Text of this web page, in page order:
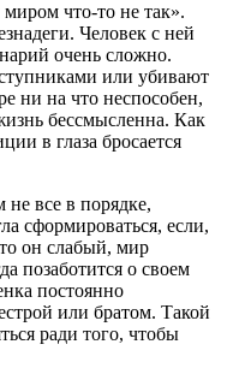
что-то не так».
Человек с ней
очень сложно.
или убивают
ни на что неспособен,
бессмысленна. Как
в глаза бросается
все в порядке,
сформироваться, если,
он слабый, мир
позаботится о своем
постоянно
или братом. Такой
ради того, чтобы